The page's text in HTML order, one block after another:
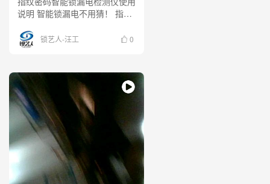
说明 智能锁漏电不用猜！ 指纹
来了，现场教你如何快速检测、
判断漏电问题，保障安装与使用
隐患，让智能锁维修检测更简
单！
锁艺人-汪工 0